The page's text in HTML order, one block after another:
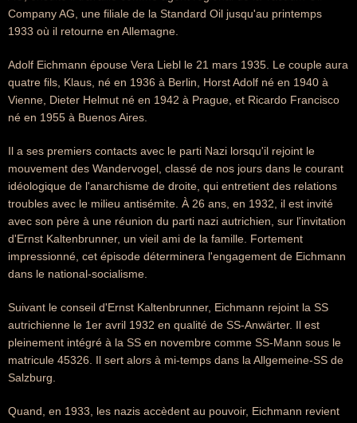
Company AG, une filiale de la Standard Oil jusqu'au printemps
1933 où il retourne en Allemagne.
Adolf Eichmann épouse Vera Liebl le 21 mars 1935. Le couple aura
quatre fils, Klaus, né en 1936 à Berlin, Horst Adolf né en 1940 à
Vienne, Dieter Helmut né en 1942 à Prague, et Ricardo Francisco
né en 1955 à Buenos Aires.
Il a ses premiers contacts avec le parti Nazi lorsqu'il rejoint le
mouvement des Wandervogel, classé de nos jours dans le courant
idéologique de l'anarchisme de droite, qui entretient des relations
troubles avec le milieu antisémite. À 26 ans, en 1932, il est invité
avec son père à une réunion du parti nazi autrichien, sur l'invitation
d'Ernst Kaltenbrunner, un vieil ami de la famille. Fortement
impressionné, cet épisode déterminera l'engagement de Eichmann
dans le national-socialisme.
Suivant le conseil d'Ernst Kaltenbrunner, Eichmann rejoint la SS
autrichienne le 1er avril 1932 en qualité de SS-Anwärter. Il est
pleinement intégré à la SS en novembre comme SS-Mann sous le
matricule 45326. Il sert alors à mi-temps dans la Allgemeine-SS de
Salzburg.
Quand, en 1933, les nazis accèdent au pouvoir, Eichmann revient